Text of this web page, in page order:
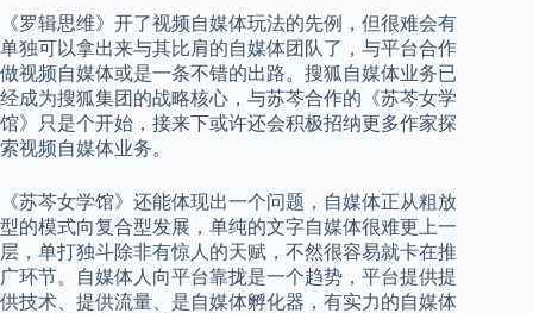
《罗辑思维》开了视频自媒体玩法的先例，但很难会有
单独可以拿出来与其比肩的自媒体团队了，与平台合作
做视频自媒体或是一条不错的出路。搜狐自媒体业务已
经成为搜狐集团的战略核心，与苏芩合作的《苏芩女学
馆》只是个开始，接来下或许还会积极招纳更多作家探
索视频自媒体业务。
《苏芩女学馆》还能体现出一个问题，自媒体正从粗放
型的模式向复合型发展，单纯的文字自媒体很难更上一
层，单打独斗除非有惊人的天赋，不然很容易就卡在推
广环节。自媒体人向平台靠拢是一个趋势，平台提供提
供技术、提供流量、是自媒体孵化器，有实力的自媒体